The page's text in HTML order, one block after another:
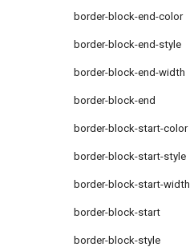
border-block-end-color
border-block-end-style
border-block-end-width
border-block-end
border-block-start-color
border-block-start-style
border-block-start-width
border-block-start
border-block-style